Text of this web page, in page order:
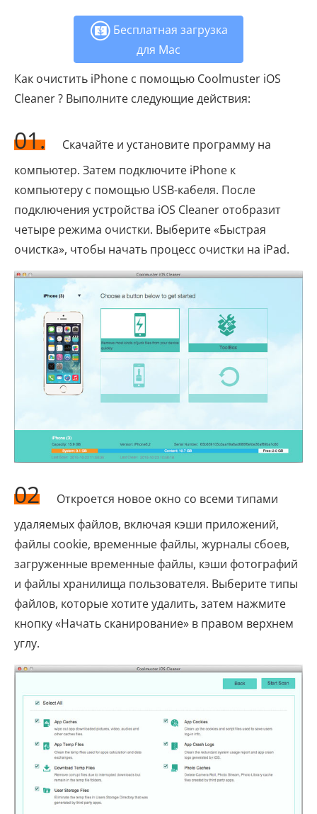
Бесплатная загрузка
для Mac
Как очистить iPhone с помощью Coolmuster iOS
Cleaner ? Выполните следующие действия:
01.
Скачайте и установите программу на
компьютер. Затем подключите iPhone к
компьютеру с помощью USB-кабеля. После
подключения устройства iOS Cleaner отобразит
четыре режима очистки. Выберите «Быстрая
очистка», чтобы начать процесс очистки на iPad.
02
Откроется новое окно со всеми типами
удаляемых файлов, включая кэши приложений,
файлы cookie, временные файлы, журналы сбоев,
загруженные временные файлы, кэши фотографий
и файлы хранилища пользователя. Выберите типы
файлов, которые хотите удалить, затем нажмите
кнопку «Начать сканирование» в правом верхнем
углу.